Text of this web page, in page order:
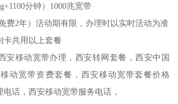
分钟）1000兆宽带
费2年）活动期有限，办理时以实时活动为准
卡共用以上套餐
安移动宽带办理，西安转网套餐，西安中国
动宽带资费套餐，西安移动宽带套餐价格
话，西安移动宽带服务电话，